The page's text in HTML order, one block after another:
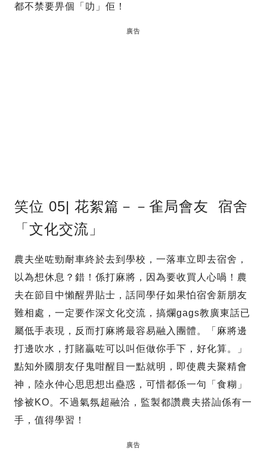
都不禁要畀個「叻」佢！
廣告
笑位 05| 花絮篇－－雀局會友 宿舍
「文化交流」
農夫坐咗勁耐車終於去到學校，一落車立即去宿舍，
以為想休息？錯！係打麻將，因為要收買人心喎！農
夫在節目中懶醒畀貼士，話同學仔如果怕宿舍新朋友
難相處，一定要作深文化交流，搞爛gags教廣東話已
屬低手表現，反而打麻將最容易融入團體。「麻將邊
打邊吹水，打賭贏咗可以叫佢做你手下，好化算。」
點知外國朋友仔鬼咁醒目一點就明，即使農夫聚精會
神，陸永仲心思思想出蠱惑，可惜都係一句「食糊」
慘被KO。不過氣氛超融洽，監製都讚農夫搭訕係有一
手，值得學習！
廣告